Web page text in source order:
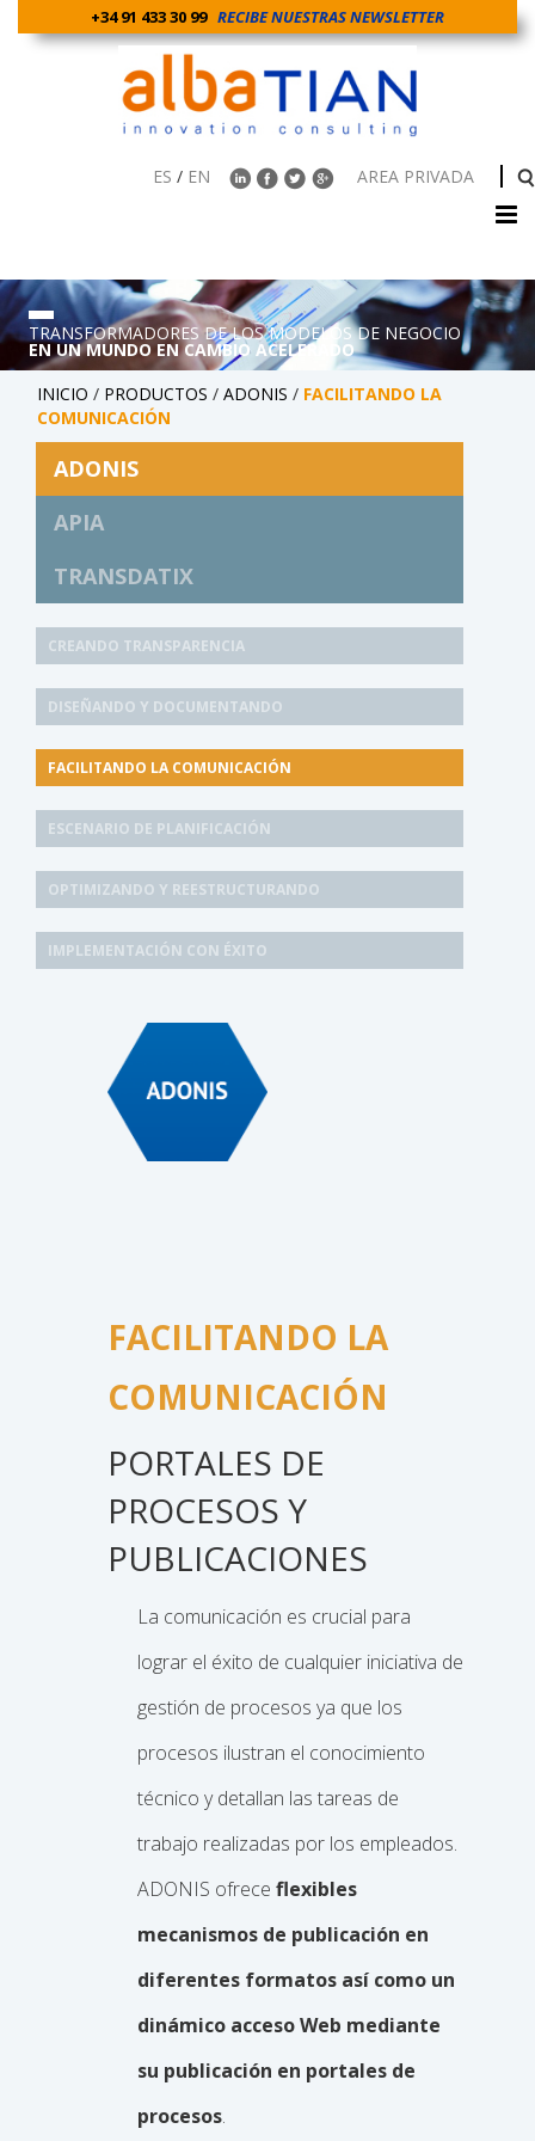
+34 91 433 30 99 RECIBE NUESTRAS NEWSLETTER
ES / EN AREA PRIVADA
TRANSFORMADORES DE LOS MODELOS DE NEGOCIO
EN UN MUNDO EN CAMBIO ACELERADO
INICIO / PRODUCTOS /ADONIS / FACILITANDO LA
COMUNICACIÓN
ADONIS
APIA
TRANSDATIX
CREANDO TRANSPARENCIA
DISEÑANDO Y DOCUMENTANDO
FACILITANDO LA COMUNICACIÓN
ESCENARIO DE PLANIFICACIÓN
OPTIMIZANDO Y REESTRUCTURANDO
IMPLEMENTACIÓN CON ÉXITO
FACILITANDO LA
COMUNICACIÓN
PORTALES DE
PROCESOS Y
PUBLICACIONES
La comunicación es crucial para
lograr el éxito de cualquier iniciativa de
gestión de procesos ya que los
procesos ilustran el conocimiento
técnico y detallan las tareas de
trabajo realizadas por los empleados.
ADONIS ofrece flexibles
mecanismos de publicación en
diferentes formatos así como un
dinámico acceso Web mediante
su publicación en portales de
procesos.